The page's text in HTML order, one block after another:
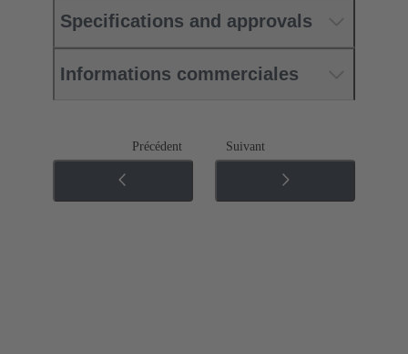
Specifications and approvals
Informations commerciales
Précédent Suivant